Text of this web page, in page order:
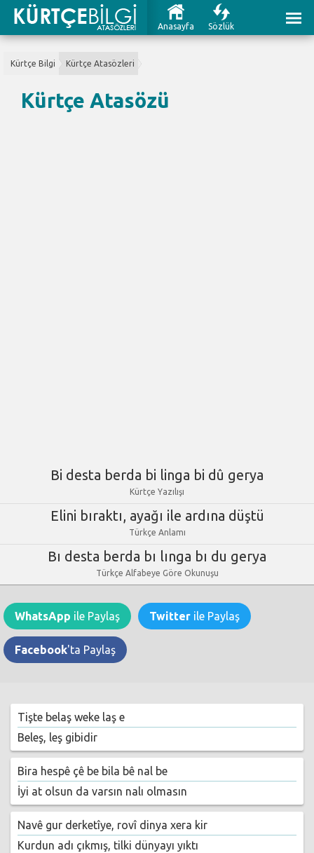
Anasayfa Sözlük
Kürtçe Bilgi Kürtçe Atasözleri
Kürtçe Atasözü
Bi desta berda bi linga bi dû gerya
Kürtçe Yazılışı
Elini bıraktı, ayağı ile ardına düştü
Türkçe Anlamı
Bı desta berda bı lınga bı du gerya
Türkçe Alfabeye Göre Okunuşu
WhatsApp ile Paylaş Twitter ile Paylaş
Facebook'ta Paylaş
Tişte belaş weke laş e
Beleş, leş gibidir
Bira hespê çê be bila bê nal be
İyi at olsun da varsın nalı olmasın
Navê gur derketîye, rovî dinya xera kir
Kurdun adı çıkmış, tilki dünyayı yıktı